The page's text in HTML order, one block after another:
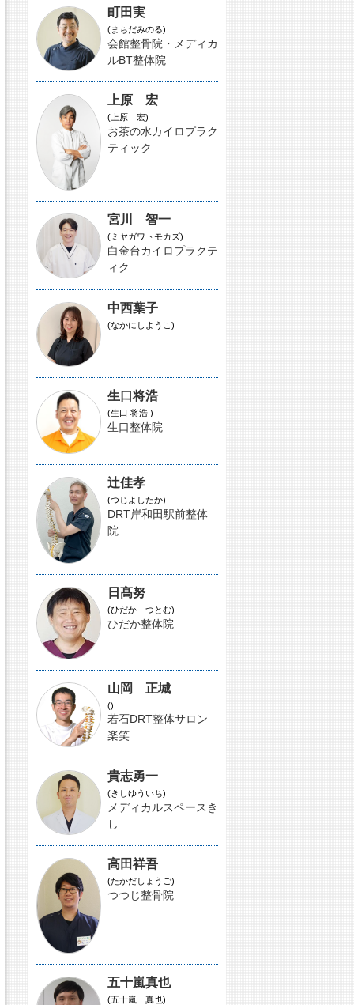
町田実
(まちだみのる)
会館整骨院・メディカ
ルBT整体院
上原 宏
(上原 宏)
お茶の水カイロプラク
ティック
宮川 智一
(ミヤガワトモカズ)
白金台カイロプラクテ
ィク
中西葉子
(なかにしようこ)
生口将浩
(生口 将浩 )
生口整体院
辻佳孝
(つじよしたか)
DRT岸和田駅前整体
院
日髙努
(ひだか つとむ)
ひだか整体院
山岡 正城
()
若石DRT整体サロン
楽笑
貴志勇一
(きしゆういち)
メディカルスペースき
し
高田祥吾
(たかだしょうご)
つつじ整骨院
五十嵐真也
(五十嵐 真也)